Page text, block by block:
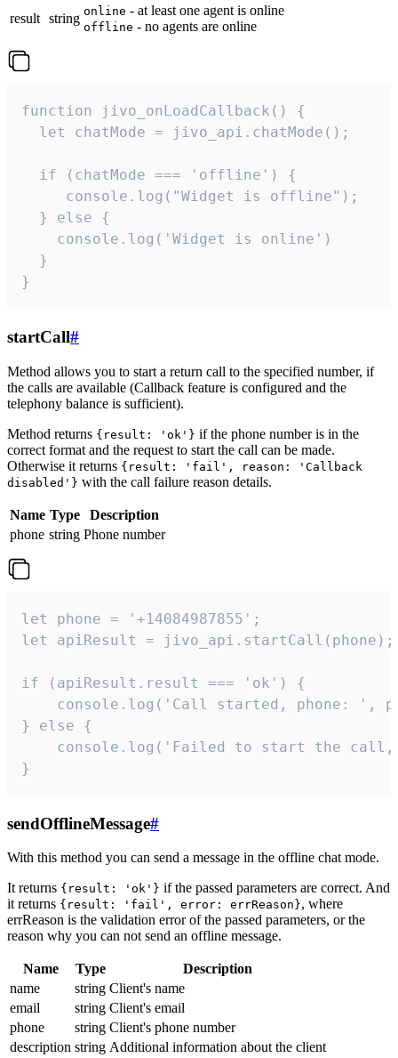
result string online - at least one agent is online
offline - no agents are online
function jivo_onLoadCallback() {
  let chatMode = jivo_api.chatMode();
  if (chatMode === 'offline') {
     console.log("Widget is offline");
  } else {
    console.log('Widget is online')
  }
}
startCall#
Method allows you to start a return call to the specified number, if
the calls are available (Callback feature is configured and the
telephony balance is sufficient).
Method returns {result: 'ok'} if the phone number is in the
correct format and the request to start the call can be made.
Otherwise it returns {result: 'fail', reason: 'Callback
disabled'} with the call failure reason details.
Name Type
Description
phone string Phone number
let phone = '+14084987855';
let apiResult = jivo_api.startCall(phone);
if (apiResult.result === 'ok') {
console.log('Call started, phone: ',
} else {
console.log('Failed to start the
}
sendOfflineMessage#
With this method you can send a message in the offline chat mode.
It returns {result: 'ok'} if the passed parameters are correct. And
it returns {result: 'fail', error: errReason}, where
errReason is the validation error of the passed parameters, or the
reason why you can not send an offline message.
Name Type
Description
name
string Client's name
email
string Client's email
phone
string Client's phone number
description string Additional information about the client